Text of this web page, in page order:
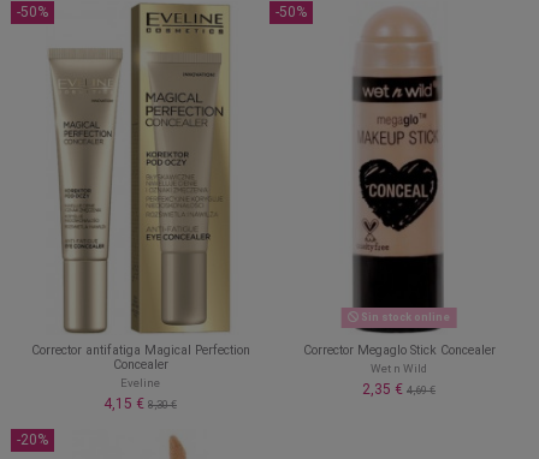
-50%
Corrector antifatiga Magical Perfection
Concealer
Eveline
4,15 € 8,30 €
-50%
Sin stock online
Corrector Megaglo Stick Concealer
Wet n Wild
2,35 € 4,69 €
-20%